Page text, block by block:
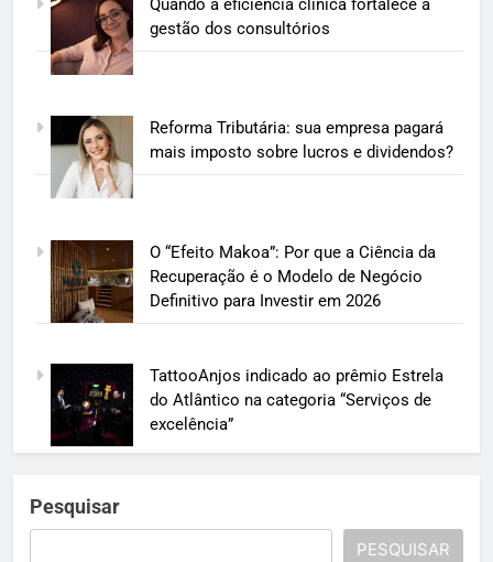
Quando a eficiência clínica fortalece a
gestão dos consultórios
Reforma Tributária: sua empresa pagará
mais imposto sobre lucros e dividendos?
O “Efeito Makoa”: Por que a Ciência da
Recuperação é o Modelo de Negócio
Definitivo para Investir em 2026
TattooAnjos indicado ao prêmio Estrela
do Atlântico na categoria “Serviços de
excelência”
Pesquisar
PESQUISAR